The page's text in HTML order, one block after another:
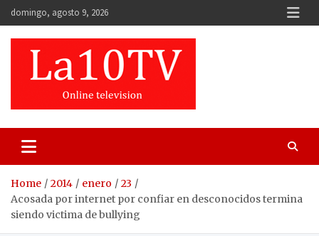
Skip
to
content
domingo, agosto 9, 2026
Home 2014 enero
23
Acosada por internet por confiar en desconocidos termina
siendo victima de bullying